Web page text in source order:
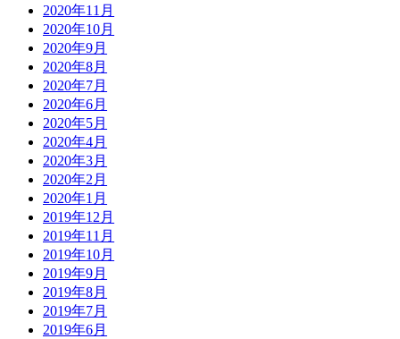
2020年11月
2020年10月
2020年9月
2020年8月
2020年7月
2020年6月
2020年5月
2020年4月
2020年3月
2020年2月
2020年1月
2019年12月
2019年11月
2019年10月
2019年9月
2019年8月
2019年7月
2019年6月